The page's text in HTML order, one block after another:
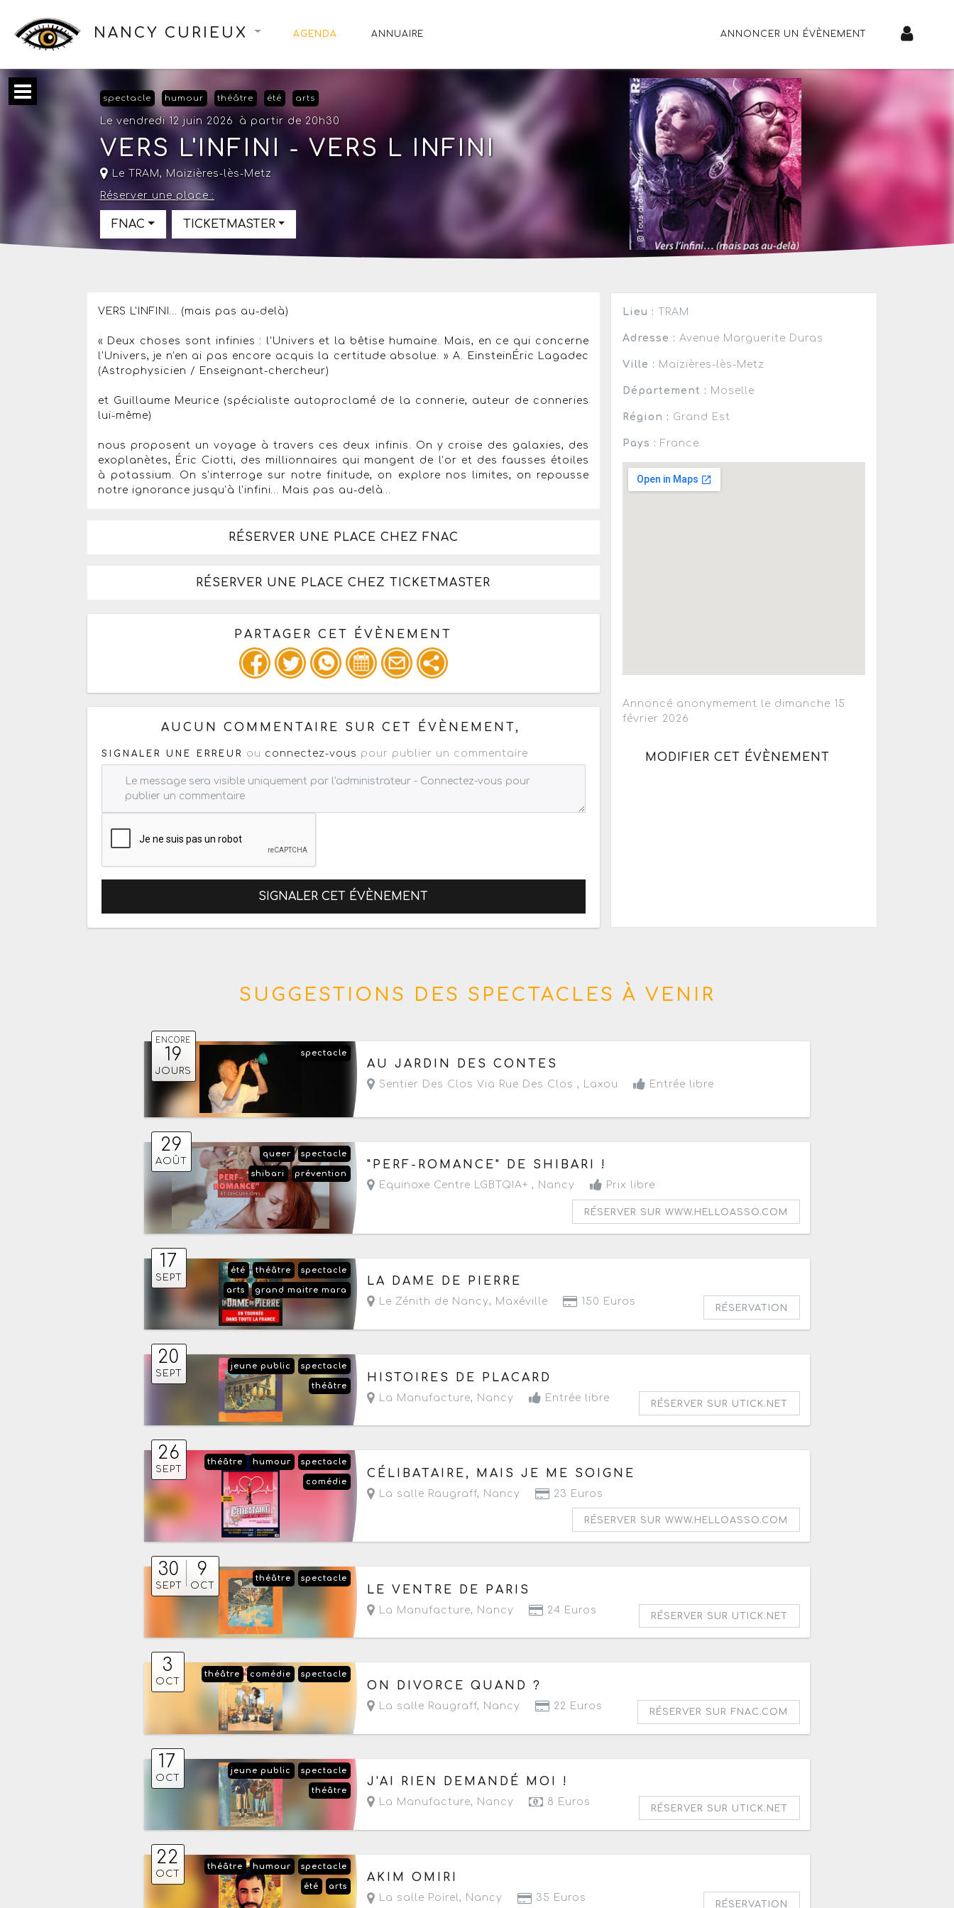
NANCY CURIEUX AGENDA ANNUAIRE ANNONCER UN ÉVÈNEMENT
spectacle humour théâtre été arts
Le vendredi 12 juin 2026 à partir de 20h30
VERS L'INFINI - VERS L INFINI
Le TRAM, Maizières-lès-Metz
Réserver une place :
FNAC TICKETMASTER
VERS L'INFINI… (mais pas au-delà)
« Deux choses sont infinies : l'Univers et la bêtise humaine. Mais, en ce qui concerne
l'Univers, je n'en ai pas encore acquis la certitude absolue. » A. EinsteinÉric Lagadec
(Astrophysicien / Enseignant-chercheur)
et Guillaume Meurice (spécialiste autoproclamé de la connerie, auteur de conneries
lui-même)
nous proposent un voyage à travers ces deux infinis. On y croise des galaxies, des
exoplanètes, Éric Ciotti, des millionnaires qui mangent de l’or et des fausses étoiles
à potassium. On s’interroge sur notre finitude, on explore nos limites, on repousse
notre ignorance jusqu’à l’infini… Mais pas au-delà…
RÉSERVER UNE PLACE CHEZ FNAC
RÉSERVER UNE PLACE CHEZ TICKETMASTER
PARTAGER CET ÉVÈNEMENT
Copiez les infos ci-dessous pour un : mail / forum / réseau social
AUCUN COMMENTAIRE SUR CET ÉVÈNEMENT,
SIGNALER UNE ERREUR ou connectez-vous pour publier un commentaire
SIGNALER CET ÉVÈNEMENT
Lieu : TRAM
Adresse : Avenue Marguerite Duras
Ville : Maizières-lès-Metz
Département : Moselle
Région : Grand Est
Pays : France
Annoncé anonymement le dimanche 15
février 2026
MODIFIER CET ÉVÈNEMENT
SUGGESTIONS DES SPECTACLES À VENIR
ENCORE
19
JOURS
spectacle
Du jeudi 6 au jeudi 27 août 2026 - Tous les jeudis
AU JARDIN DES CONTES
Sentier Des Clos Via Rue Des Clos , Laxou Entrée libre
29
AOÛT
spectacle
queer
prévention
shibari
Le samedi 29 août 2026 de 20h à 23h
"PERF-ROMANCE" DE SHIBARI !
Equinoxe Centre LGBTQIA+ , Nancy Prix libre
RÉSERVER SUR WWW.HELLOASSO.COM
17
SEPT
spectacle
théâtre
été
grand maitre mara
arts
Le jeudi 17 septembre 2026
LA DAME DE PIERRE
Le Zénith de Nancy, Maxéville 150 Euros
RÉSERVATION
20
SEPT
spectacle
jeune public
théâtre
Le dimanche 20 septembre 2026
HISTOIRES DE PLACARD
La Manufacture, Nancy Entrée libre
RÉSERVER SUR UTICK.NET
26
SEPT
spectacle
humour
théâtre
comédie
Le samedi 26 septembre 2026 de 20h30 à 21h50
CÉLIBATAIRE, MAIS JE ME SOIGNE
La salle Raugraff, Nancy 23 Euros
RÉSERVER SUR WWW.HELLOASSO.COM
30
SEPT
9
OCT
spectacle
théâtre
Du mercredi 30 septembre au vendredi 9 octobre 2026
LE VENTRE DE PARIS
La Manufacture, Nancy 24 Euros
RÉSERVER SUR UTICK.NET
3
OCT
spectacle
comédie
théâtre
Le samedi 3 octobre 2026 à partir de 21h
ON DIVORCE QUAND ?
La salle Raugraff, Nancy 22 Euros
RÉSERVER SUR FNAC.COM
17
OCT
spectacle
jeune public
théâtre
Le samedi 17 octobre 2026
J'AI RIEN DEMANDÉ MOI !
La Manufacture, Nancy 8 Euros
RÉSERVER SUR UTICK.NET
22
OCT
spectacle
humour
théâtre
arts
été
Le jeudi 22 octobre 2026
AKIM OMIRI
La salle Poirel, Nancy 35 Euros
RÉSERVATION